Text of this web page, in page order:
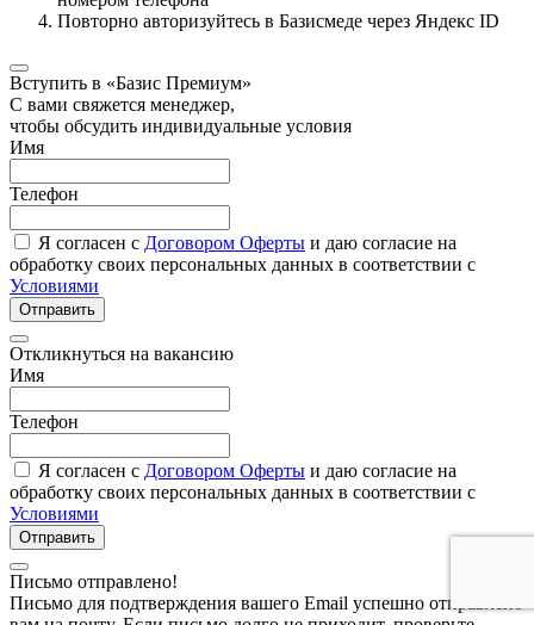
Повторно авторизуйтесь в Базисмеде через Яндекс ID
Вступить в «Базис Премиум»
С вами свяжется менеджер,
чтобы обсудить индивидуальные условия
Имя
Телефон
Я согласен с Договором Оферты и даю согласие на
обработку своих персональных данных в соответствии с
Условиями
Отправить
Откликнуться на вакансию
Имя
Телефон
Я согласен с Договором Оферты и даю согласие на
обработку своих персональных данных в соответствии с
Условиями
Отправить
Письмо отправлено!
Письмо для подтверждения вашего Email успешно отправлено